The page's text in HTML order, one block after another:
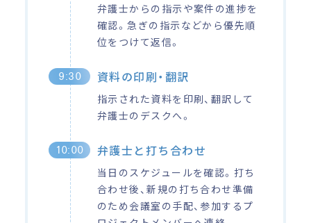
弁護士からの指示や案件の進捗を
確認。急ぎの指示などから優先順
位をつけて返信。
9:30 資料の印刷・翻訳
指示された資料を印刷、翻訳して
弁護士のデスクへ。
10:00 弁護士と打ち合わせ
当日のスケジュールを確認。打ち
合わせ後、新規の打ち合わせ準備
のため会議室の手配、参加するプ